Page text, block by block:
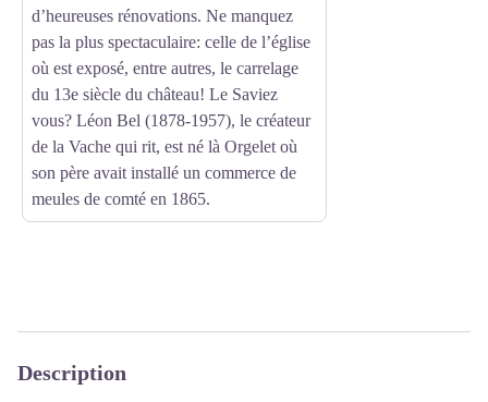
d’heureuses rénovations. Ne manquez
pas la plus spectaculaire: celle de l’église
où est exposé, entre autres, le carrelage
du 13e siècle du château! Le Saviez
vous? Léon Bel (1878-1957), le créateur
de la Vache qui rit, est né là Orgelet où
son père avait installé un commerce de
meules de comté en 1865.
Description